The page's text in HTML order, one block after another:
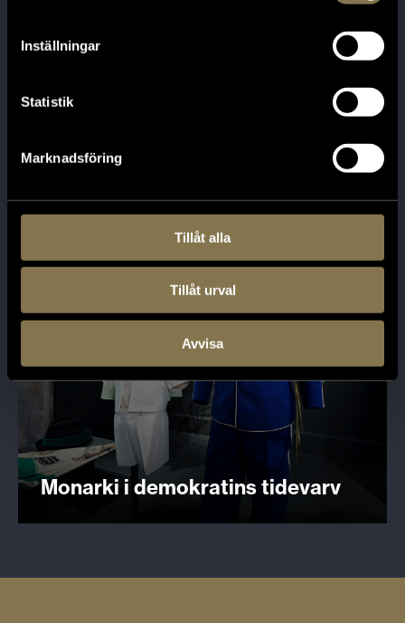
Inställningar
Statistik
Marknadsföring
Tillåt alla
Tillåt urval
Avvisa
Monarki i demokratins tidevarv